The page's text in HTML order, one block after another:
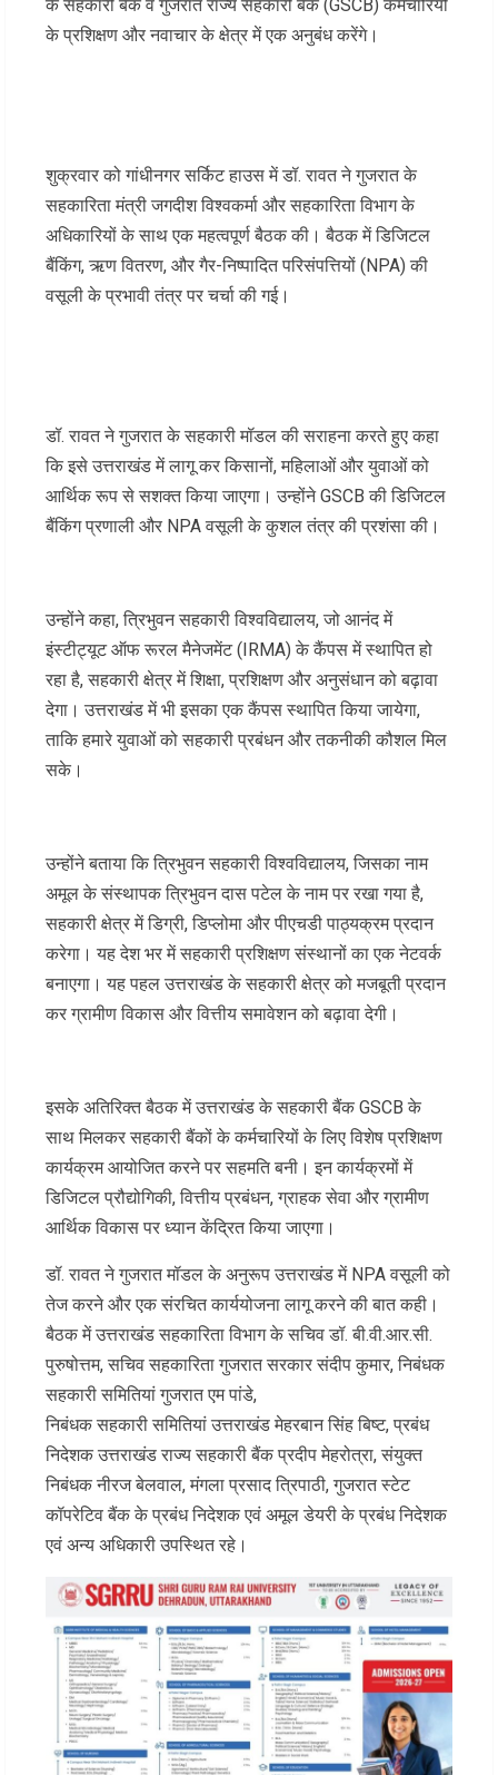
के सहकारी बैंक व गुजरात राज्य सहकारी बैंक (GSCB) कर्मचारियों
के प्रशिक्षण और नवाचार के क्षेत्र में एक अनुबंध करेंगे।
शुक्रवार को गांधीनगर सर्किट हाउस में डॉ. रावत ने गुजरात के
सहकारिता मंत्री जगदीश विश्वकर्मा और सहकारिता विभाग के
अधिकारियों के साथ एक महत्वपूर्ण बैठक की। बैठक में डिजिटल
बैंकिंग, ऋण वितरण, और गैर-निष्पादित परिसंपत्तियों (NPA) की
वसूली के प्रभावी तंत्र पर चर्चा की गई।
डॉ. रावत ने गुजरात के सहकारी मॉडल की सराहना करते हुए कहा
कि इसे उत्तराखंड में लागू कर किसानों, महिलाओं और युवाओं को
आर्थिक रूप से सशक्त किया जाएगा। उन्होंने GSCB की डिजिटल
बैंकिंग प्रणाली और NPA वसूली के कुशल तंत्र की प्रशंसा की।
उन्होंने कहा, त्रिभुवन सहकारी विश्वविद्यालय, जो आनंद में
इंस्टीट्यूट ऑफ रूरल मैनेजमेंट (IRMA) के कैंपस में स्थापित हो
रहा है, सहकारी क्षेत्र में शिक्षा, प्रशिक्षण और अनुसंधान को बढ़ावा
देगा। उत्तराखंड में भी इसका एक कैंपस स्थापित किया जायेगा,
ताकि हमारे युवाओं को सहकारी प्रबंधन और तकनीकी कौशल मिल
सके।
उन्होंने बताया कि त्रिभुवन सहकारी विश्वविद्यालय, जिसका नाम
अमूल के संस्थापक त्रिभुवन दास पटेल के नाम पर रखा गया है,
सहकारी क्षेत्र में डिग्री, डिप्लोमा और पीएचडी पाठ्यक्रम प्रदान
करेगा। यह देश भर में सहकारी प्रशिक्षण संस्थानों का एक नेटवर्क
बनाएगा। यह पहल उत्तराखंड के सहकारी क्षेत्र को मजबूती प्रदान
कर ग्रामीण विकास और वित्तीय समावेशन को बढ़ावा देगी।
इसके अतिरिक्त बैठक में उत्तराखंड के सहकारी बैंक GSCB के
साथ मिलकर सहकारी बैंकों के कर्मचारियों के लिए विशेष प्रशिक्षण
कार्यक्रम आयोजित करने पर सहमति बनी। इन कार्यक्रमों में
डिजिटल प्रौद्योगिकी, वित्तीय प्रबंधन, ग्राहक सेवा और ग्रामीण
आर्थिक विकास पर ध्यान केंद्रित किया जाएगा।
डॉ. रावत ने गुजरात मॉडल के अनुरूप उत्तराखंड में NPA वसूली को
तेज करने और एक संरचित कार्ययोजना लागू करने की बात कही।
बैठक में उत्तराखंड सहकारिता विभाग के सचिव डॉ. बी.वी.आर.सी.
पुरुषोत्तम, सचिव सहकारिता गुजरात सरकार संदीप कुमार, निबंधक
सहकारी समितियां गुजरात एम पांडे,
निबंधक सहकारी समितियां उत्तराखंड मेहरबान सिंह बिष्ट, प्रबंध
निदेशक उत्तराखंड राज्य सहकारी बैंक प्रदीप मेहरोत्रा, संयुक्त
निबंधक नीरज बेलवाल, मंगला प्रसाद त्रिपाठी, गुजरात स्टेट
कॉपरेटिव बैंक के प्रबंध निदेशक एवं अमूल डेयरी के प्रबंध निदेशक
एवं अन्य अधिकारी उपस्थित रहे।